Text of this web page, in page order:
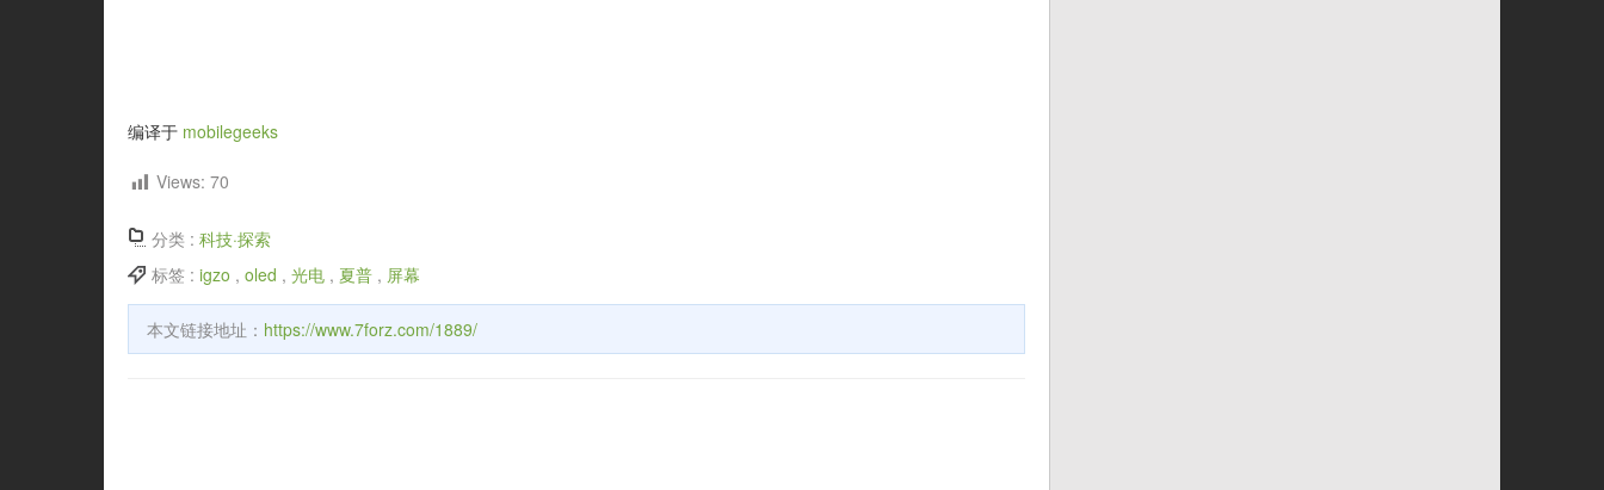
编译于 mobilegeeks
Views: 70
分类 : 科技·探索
标签 : igzo , oled , 光电 , 夏普 , 屏幕
本文链接地址： https://www.7forz.com/1889/